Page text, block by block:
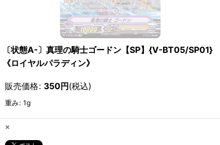
〔状態A-〕真理の騎士ゴードン【SP】{V-BT05/SP01}
《ロイヤルパラディン》
販売価格: 350円(税込)
重み: 1g
×